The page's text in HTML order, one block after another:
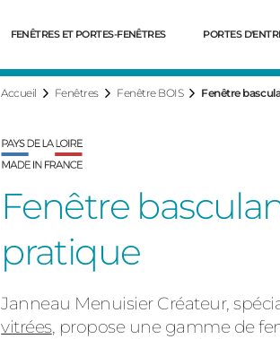
FENÊTRES ET PORTES-FENÊTRES PORTES
Accueil Fenêtres Fenêtre BOIS Fenêtre
Fenêtre
pratique
Janneau Menuisier Créateur,
vitrées, propose une gamme de